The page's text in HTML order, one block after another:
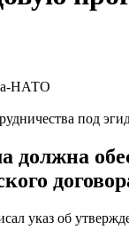
под
должна
указ об